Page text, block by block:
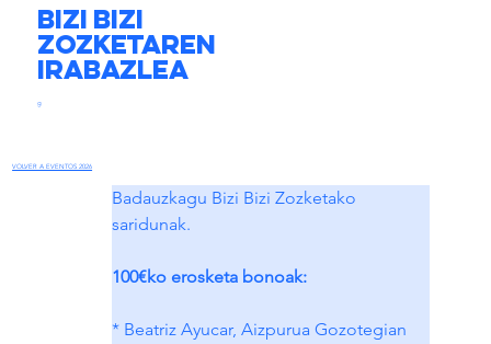
Bizi Bizi
zozketaren
irabazlea
g
VOLVER A EVENTOS 2026
Badauzkagu Bizi Bizi Zozketako
saridunak.
100€ko erosketa bonoak:
* Beatriz Ayucar, Aizpurua Gozotegian